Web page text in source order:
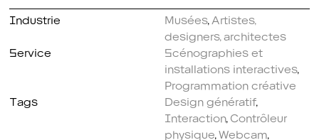
Industrie Musées Artistes,
designers, architectes
Service
Scénographies et
installations interactives
Programmation créative
Tags
Design génératif,
Interaction, Contrôleur
physique Webcam